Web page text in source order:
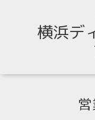
横浜デ